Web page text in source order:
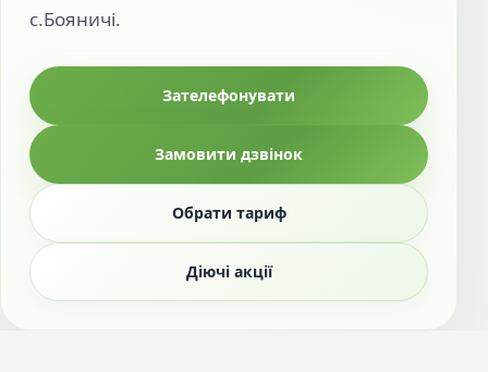
с.Бояничі.
Зателефонувати
Замовити дзвінок
Обрати тариф
Діючі акції